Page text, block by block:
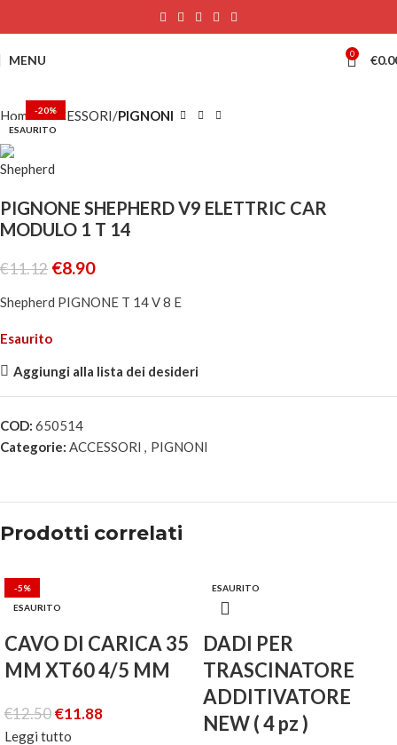
MENU 0 €
-20%
ESAURITO
Home ACCESSORI PIGNONI
PIGNONE SHEPHERD V9 ELETTRIC CAR
MODULO 1 T 14
€11.12 €8.90
Shepherd PIGNONE T 14 V 8 E
Esaurito
Aggiungi alla lista dei desideri
COD: 650514
Categorie: ACCESSORI , PIGNONI
Prodotti correlati
-5%
ESAURITO
CAVO DI CARICA 35
MM XT60 4/5 MM
€12.50€11.88
Leggi tutto
ESAURITO
DADI PER
TRASCINATORE
ADDITIVATORE
NEW ( 4 pz )